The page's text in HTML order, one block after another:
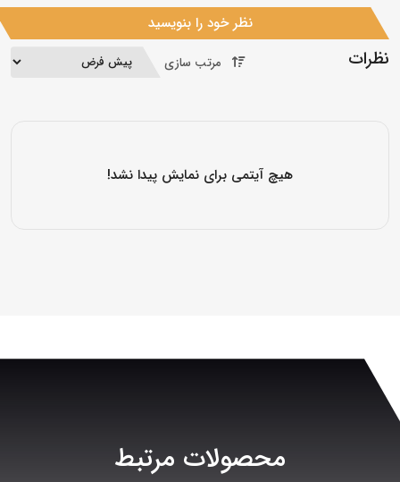
نظر خود را بنویسید
نظرات مرتب سازی
هیچ آیتمی برای نمایش پیدا نشد!
محصولات مرتبط